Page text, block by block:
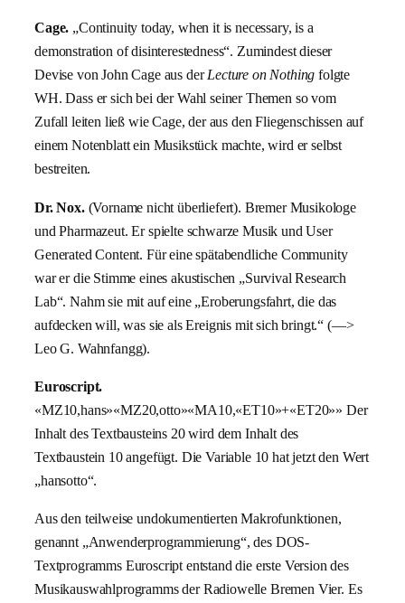
Cage. „Continuity today, when it is necessary, is a
demonstration of disinterestedness“. Zumindest dieser
Devise von John Cage aus derLecture on Nothing folgte
WH. Dass er sich bei der Wahl seiner Themen so vom
Zufall leiten ließ wie Cage, der aus den Fliegenschissen auf
einem Notenblatt ein Musikstück machte, wird er selbst
bestreiten.
Dr. Nox.(Vorname nicht überliefert). Bremer Musikologe
und Pharmazeut. Er spielte schwarze Musik und User
Generated Content. Für eine spätabendliche Community
war er die Stimme eines akustischen „Survival Research
Lab“. Nahm sie mit auf eine „Eroberungsfahrt, die das
aufdecken will, was sie als Ereignis mit sich bringt.“ (—>
Leo G. Wahnfangg).
Euroscript.
«MZ10,hans»«MZ20,otto»«MA10,«ET10»+«ET20»» Der
Inhalt des Textbausteins 20 wird dem Inhalt des
Textbaustein 10 angefügt. Die Variable 10 hat jetzt den Wert
„hansotto“.
Aus den teilweise undokumentierten Makrofunktionen,
genannt „Anwenderprogrammierung“, des DOS-
Textprogramms Euroscript entstand die erste Version des
Musikauswahlprogramms der Radiowelle Bremen Vier. Es